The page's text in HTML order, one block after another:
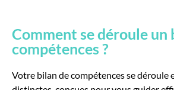
Comment se déroule un
compétences ?
Votre bilan de compétences se déroule